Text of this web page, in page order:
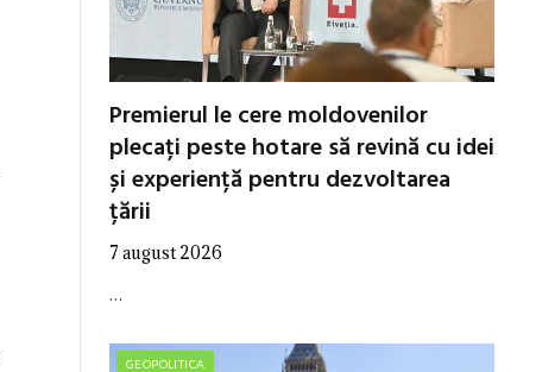
Premierul le cere moldovenilor
plecați peste hotare să revină cu idei
și experiență pentru dezvoltarea
țării
7 august 2026
…
GEOPOLITICA